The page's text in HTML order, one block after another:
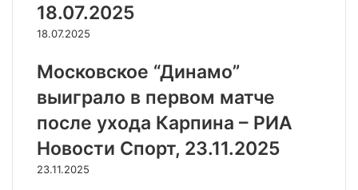
18.07.2025
18.07.2025
Московское “Динамо”
выиграло в первом матче
после ухода Карпина – РИА
Новости Спорт, 23.11.2025
23.11.2025